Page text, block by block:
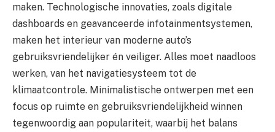
maken. Technologische innovaties, zoals digitale
dashboards en geavanceerde infotainmentsystemen,
maken het interieur van moderne auto’s
gebruiksvriendelijker én veiliger. Alles moet naadloos
werken, van het navigatiesysteem tot de
klimaatcontrole. Minimalistische ontwerpen met een
focus op ruimte en gebruiksvriendelijkheid winnen
tegenwoordig aan populariteit, waarbij het balans